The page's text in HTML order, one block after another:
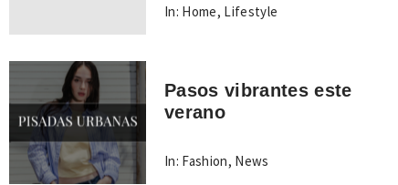
In: Home, Lifestyle
Pasos vibrantes este
verano
In: Fashion, News